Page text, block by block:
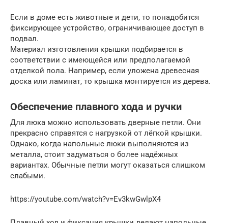
Если в доме есть животные и дети, то понадобится
фиксирующее устройство, ограничивающее доступ в
подвал.
Материал изготовления крышки подбирается в
соответствии с имеющейся или предполагаемой
отделкой пола. Например, если уложена древесная
доска или ламинат, то крышка монтируется из дерева.
Обеспечение плавного хода и ручки
Для люка можно использовать дверные петли. Они
прекрасно справятся с нагрузкой от лёгкой крышки.
Однако, когда напольные люки выполняются из
металла, стоит задуматься о более надёжных
вариантах. Обычные петли могут оказаться слишком
слабыми.
https://youtube.com/watch?v=Ev3kwGwlpX4